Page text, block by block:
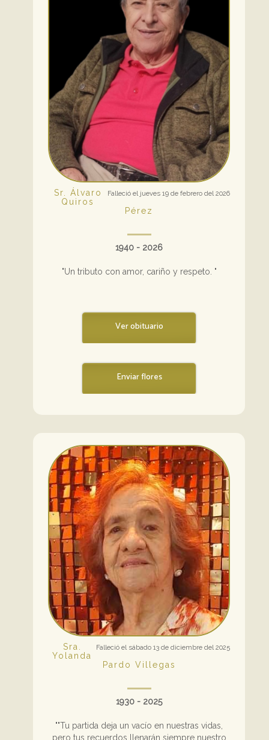
Falleció el jueves 19 de febrero del 2026
Sr. Álvaro
Quiros
Pérez
1940 - 2026
"Un tributo con amor, cariño y respeto. "
Ver obituario
Enviar flores
Falleció el sábado 13 de diciembre del 2025
Sra.
Yolanda
Pardo Villegas
1930 - 2025
""Tu partida deja un vacío en nuestras vidas,
pero tus recuerdos llenarán siempre nuestro